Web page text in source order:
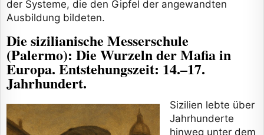
der Systeme, die den Gipfel der angewandten
Ausbildung bildeten.
Die sizilianische Messerschule
(Palermo): Die Wurzeln der Mafia in
Europa. Entstehungszeit: 14.–17.
Jahrhundert.
Sizilien lebte über
Jahrhunderte
hinweg unter dem